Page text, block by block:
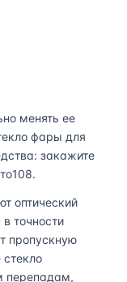
менять ее
фары для
закажите
оптический
точности
пропускную
стекло
перепадам,